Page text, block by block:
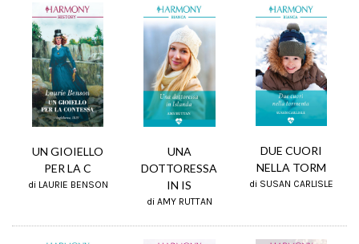
UN GIOIELLO
PER LA C
di LAURIE BENSON
UNA
DOTTORESSA
IN IS
di AMY RUTTAN
DUE CUORI
NELLA TORM
di SUSAN CARLISLE